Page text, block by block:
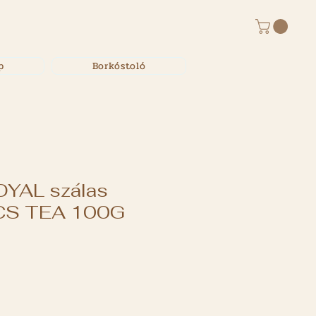
Borkóstoló
szálas
TEA 100G